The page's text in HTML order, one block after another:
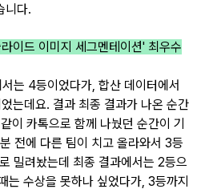
니다.
이드 이미지 세그멘테이션' 최우수
서는 4등이었다가, 합산 데이터에서
는데요. 결과 최종 결과가 나온 순간
같이 카톡으로 함께 나눴던 순간이 기
전에 다른 팀이 치고 올라와서 3등
밀려놨는데 최종 결과에서는 2등으
는 수상을 못하나 싶었다가, 3등까지